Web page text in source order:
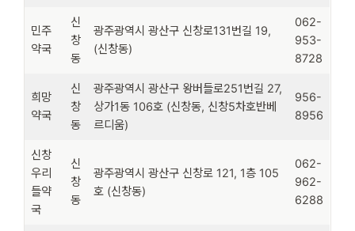
민주
약국
신
창
동
광주광역시 광산구 신창로131번길 19,
(신창동)
062-
953-
8728
희망
약국
신
창
동
광주광역시 광산구 왕버들로251번길 27,
상가1동 106호 (신창동, 신창5차호반베
르디움)
956-
8956
신창
우리
들약
국
신
창
동
광주광역시 광산구 신창로 121, 1층 105
호 (신창동)
062-
962-
6288